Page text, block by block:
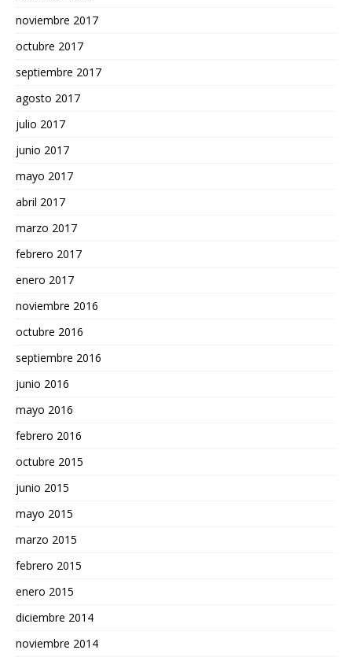
noviembre 2017
octubre 2017
septiembre 2017
agosto 2017
julio 2017
junio 2017
mayo 2017
abril 2017
marzo 2017
febrero 2017
enero 2017
noviembre 2016
octubre 2016
septiembre 2016
junio 2016
mayo 2016
febrero 2016
octubre 2015
junio 2015
mayo 2015
marzo 2015
febrero 2015
enero 2015
diciembre 2014
noviembre 2014